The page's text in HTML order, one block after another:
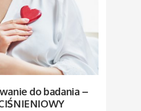
do badania –